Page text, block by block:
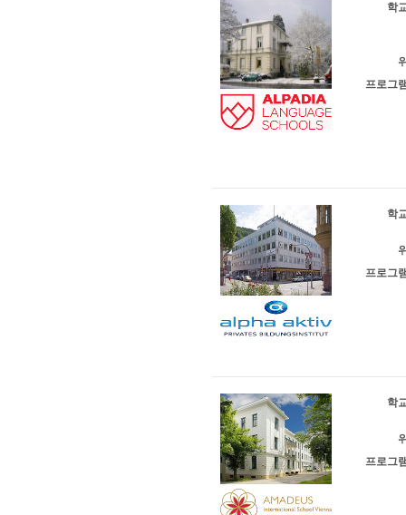
학
프로그
학
프로그
학
프로그